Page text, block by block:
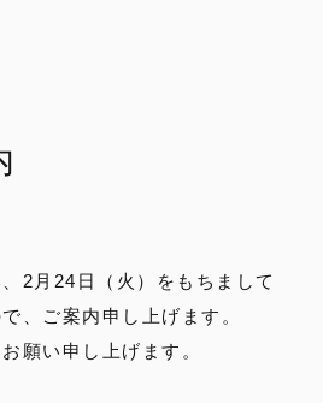
2月24日（火）をもちまして
、ご案内申し上げます。
願い申し上げます。